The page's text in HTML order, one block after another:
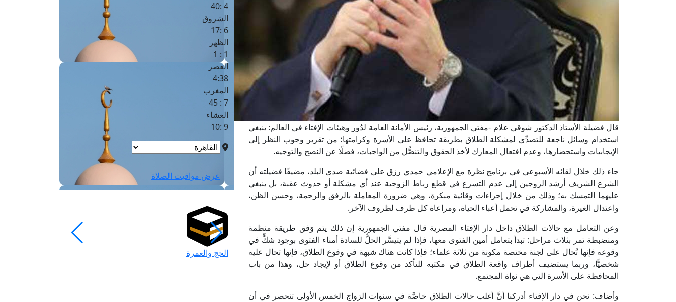
قال فضيلة الأستاذ الدكتور شوقي علام -مفتي الجمهورية، رئيس الأمانة العامة لدُور وهيئات الإفتاء في العالم: ينبغي
استخدام وسائل ناجعة للتصدِّي لمشكلة الطلاق بطريقة تحافظ على الأسرة وكرامتها؛ من تقرير وجوب النظر إلى
الإيجابيات واستحضارها، وعدم افتعال المعارك لأخذ الحقوق والتنصُّل من الواجبات، فضلًا عن النصح والتوجيه.
جاء ذلك خلال لقائه الأسبوعي في برنامج نظرة مع الإعلامي حمدي رزق على فضائية صدى البلد، مضيفًا فضيلته أن
الشرع الشريف أرشد الزوجين إلى عدم التسرع في قطع رباط الزوجية عند أي مشكلة أو حدوث عقبة، بل ينبغي
عليهما التمسك به؛ وذلك من خلال إجراءات وقائية مبكرة، وهي ضرورة المعاملة بالرفق والرحمة، وحسن الظن،
واعتدال الغيرة، والمشاركة في تحمل أعباء الحياة، ومراعاة كل طرف لظروف الآخر.
وعن التعامل مع حالات الطلاق داخل دار الإفتاء المصرية قال مفتي الجمهورية إن ذلك يتم وَفق طريقة منظمة
ومنضبطة تمر بثلاث مراحل: تبدأ بتعامل أمين الفتوى معها، فإذا لم يتيسَّر الحلُّ للسادة أمناء الفتوى بوجود شكٍّ في
وقوعه فإنها تُحال على لجنة مختصة مكونة من ثلاثة علماء؛ فإذا كانت هناك شبهة في وقوع الطلاق، فإنها تحال عليه
شخصيًّا، وربما يستضيف أطراف واقعة الطلاق في مكتبه للتأكد من وقوع الطلاق أو لإيجاد حل، وهذا من باب
المحافظة على الأسرة التي هي نواة المجتمع.
وأضاف: نحن في دار الإفتاء أدركنا أنَّ أغلب حالات الطلاق خاصَّة في سنوات الزواج الخمس الأولى تنحصر في أن
4 :40
الشروق
6 :17
الظهر
1 : 1
العصر
4:38
المغرب
7 : 45
العشاء
9 :10
عرض مواقيت الصلاة
الحج والعمرة